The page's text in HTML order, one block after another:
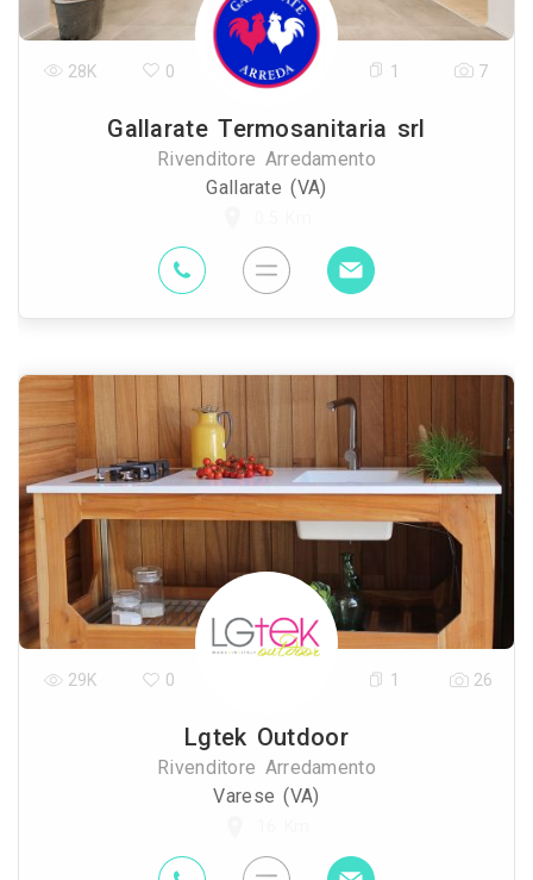
Gallarate Termosanitaria srl
Rivenditore Arredamento
Gallarate (VA)
28K 0 1 7
Lgtek Outdoor
Rivenditore Arredamento
Varese (VA)
29K 0 1 26